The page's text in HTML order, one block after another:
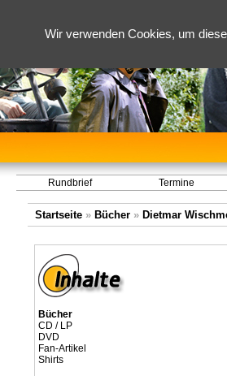
Wir verwenden Cookies, um
Rundbrief Termine
Startseite » Bücher » Dietmar
Bücher
CD / LP
DVD
Fan-Artikel
Shirts